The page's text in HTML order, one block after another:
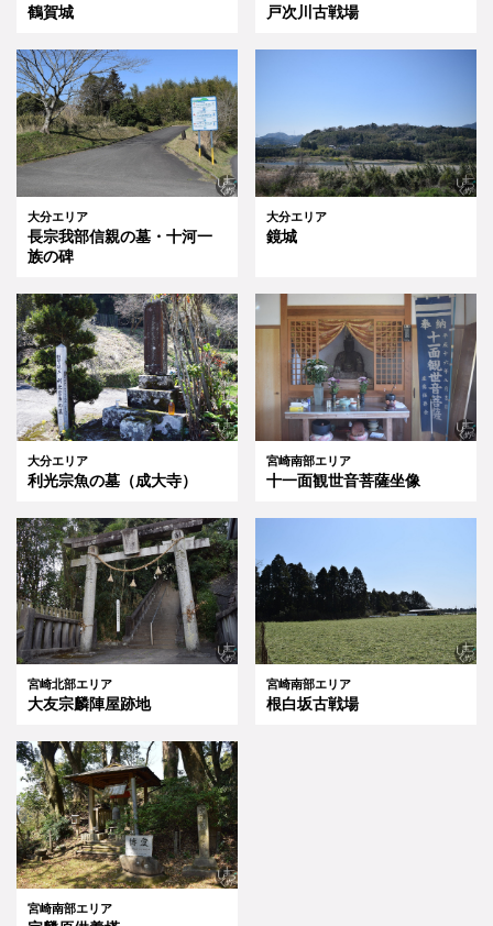
鶴賀城 戸次川古戦場
大分エリア
長宗我部信親の墓・十河一
族の碑
大分エリア
鏡城
大分エリア
利光宗魚の墓（成大寺）
宮崎南部エリア
十一面観世音菩薩坐像
宮崎北部エリア
大友宗麟陣屋跡地
宮崎南部エリア
根白坂古戦場
宮崎南部エリア